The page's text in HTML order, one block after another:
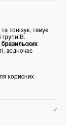
тонізує, тамує
групи В.
бразильских
водночас
корисних